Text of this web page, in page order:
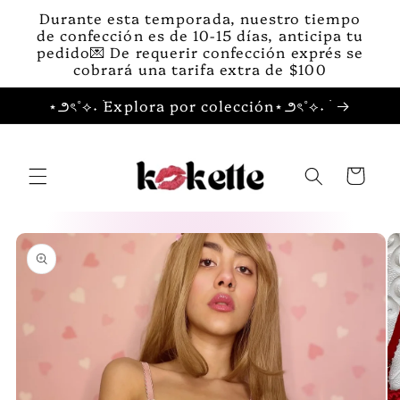
directamente
al contenido
Durante esta temporada, nuestro tiempo
de confección es de 10-15 días, anticipa tu
pedido💌 De requerir confección exprés se
cobrará una tarifa extra de $100
⋆౨ৎ˚⟡˖ ࣪Explora por colección⋆౨ৎ˚⟡˖ ࣪
Carrito
directamente
a la
información
del producto